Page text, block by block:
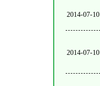
2014-07-10
2014-07-10